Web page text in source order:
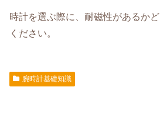
時計を選ぶ際に、耐磁性があるか
ください。
腕時計基礎知識